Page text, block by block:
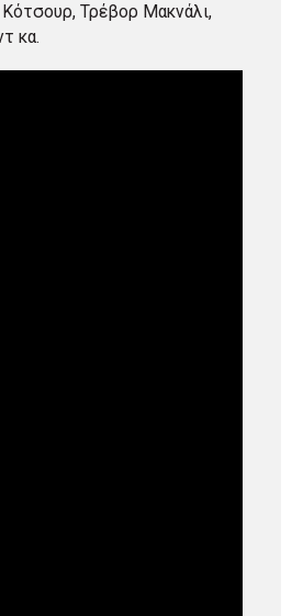
Κότσουρ, Τρέβορ Μακνάλι,
κα.